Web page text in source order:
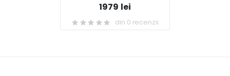
1979 lei
din 0 recenzii